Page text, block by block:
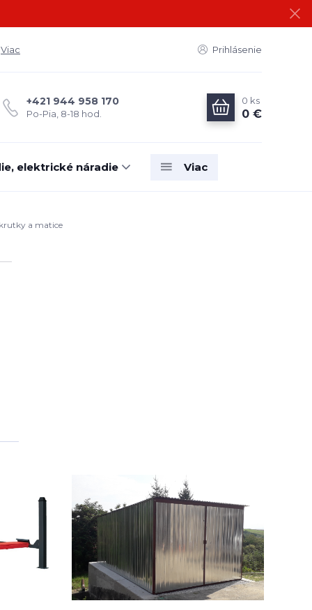
Viac Prihlásenie
+421 944 958 170
Po-Pia, 8-18 hod.
0 ks
0 €
elektrické náradie Viac
a matice